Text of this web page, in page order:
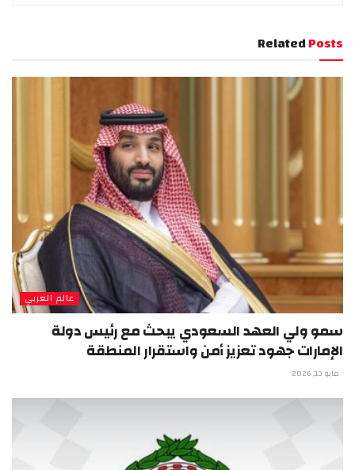
RelatedPosts
عالم العربي
سمو ولي العهد السعودي يبحث مع رئيس دولة
الإمارات جهود تعزيز أمن واستقرار المنطقة
مايو 13, 2026